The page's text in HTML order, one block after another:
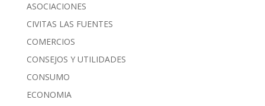
ASOCIACIONES
CIVITAS LAS FUENTES
COMERCIOS
CONSEJOS Y UTILIDADES
CONSUMO
ECONOMIA